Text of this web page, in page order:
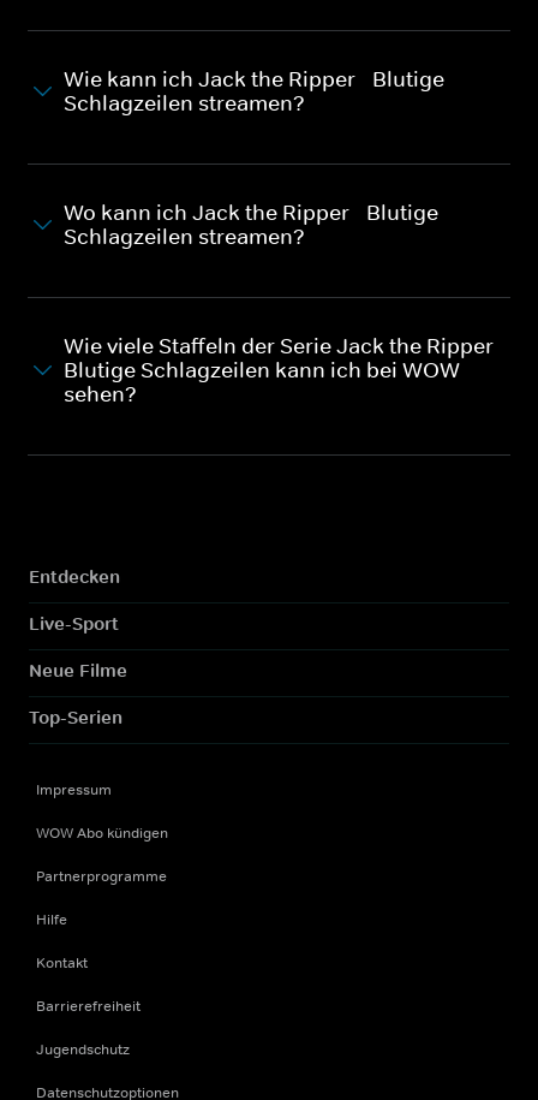
Wie kann ich Jack the Ripper - Blutige
Schlagzeilen streamen?
Wo kann ich Jack the Ripper - Blutige
Schlagzeilen streamen?
Wie viele Staffeln der Serie Jack the Ripper -
Blutige Schlagzeilen kann ich bei WOW
sehen?
Entdecken
Live-Sport
Neue Filme
Top-Serien
Impressum
WOW Abo kündigen
Partnerprogramme
Hilfe
Kontakt
Barrierefreiheit
Jugendschutz
Datenschutzoptionen